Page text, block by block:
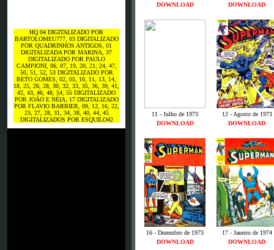
HQ 04 DIGITALIZADO POR
BARTOLOMEU777, 03 DIGITALIZADO
POR QUADRINHOS ANTIGOS, 01
DIGITALIZADA POR MARINA, 37
DIGITALIZADO POR PAULO
CAMPIONI, 06, 07, 19, 20, 21, 24, 47,
50, 51, 52, 53 DIGITALIZADO POR
BETO GOMES, 02, 05, 10, 11, 13, 14,
18, 25, 26, 28, 30, 32, 33, 35, 36, 39, 41,
42, 43, 46, 48, 54, 55 DIGITALIZADO
POR JOÃO E NÉIA, 17 DIGITALIZADO
POR FLAVIO BARBIER, 09, 12, 16, 22,
23, 27, 28, 31, 34, 38, 40, 44, 45
DIGITALIZADOS POR ESQUILO42
DOWNLOAD
DOWNLOAD
11 - Julho de 1973
12 - Agosto de 1973
DOWNLOAD
DOWNLOAD
16 - Dezembro de 1973
17 - Janeiro de 1974
DOWNLOAD
DOWNLOAD